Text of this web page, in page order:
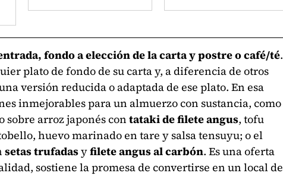
fondo a elección de la carta y postre o café/té.
plato de fondo de su carta y, a diferencia de otros
versión reducida o adaptada de ese plato. En esa
inmejorables para un almuerzo con sustancia, como
sobre arroz japonés con tataki de filete angus, tofu
huevo marinado en tare y salsa tensuyu; o el
setas trufadasyfilete angus al carbón. Es una oferta
sostiene la promesa de convertirse en un local de